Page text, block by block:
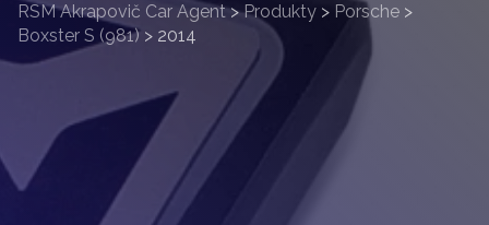
RSM Akrapovič Car Agent > Produkty > Porsche >
Boxster S (981) > 2014